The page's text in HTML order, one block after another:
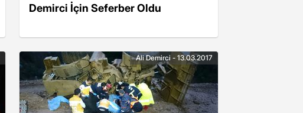
Demirci İçin Seferber Oldu
Ali Demirci - 13.03.2017